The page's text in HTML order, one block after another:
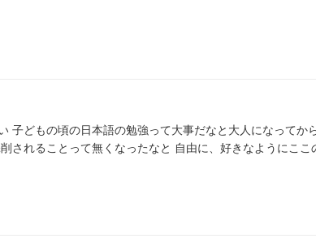
子どもの頃の日本語の勉強って大事だなと大人になってか
たなと 自由に、好きなようにここの感想も